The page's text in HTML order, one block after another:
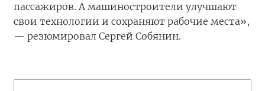
пассажиров. А машиностроители улучшают
свои технологии и сохраняют рабочие места»,
— резюмировал Сергей Собянин.